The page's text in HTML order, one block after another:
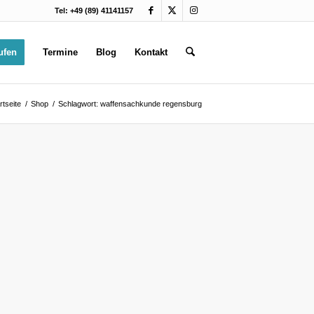
Tel: +49 (89) 41141157
Termine Blog Kontakt
/ Shop / Schlagwort: waffensachkunde regensburg